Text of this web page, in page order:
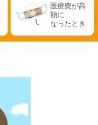
医療費が高
額に
なったとき